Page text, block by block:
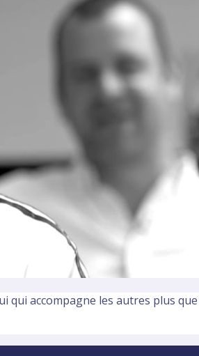
qui accompagne les autres plus